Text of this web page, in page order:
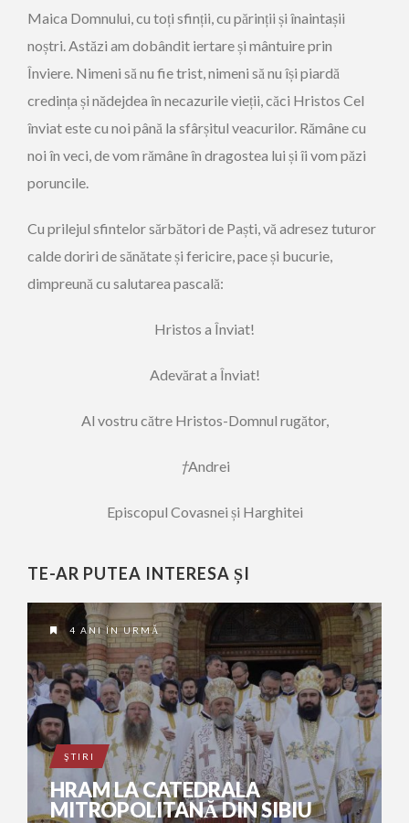
Maica Domnului, cu toți sfinții, cu părinții și înaintașii
noștri. Astăzi am dobândit iertare și mântuire prin
Înviere. Nimeni să nu fie trist, nimeni să nu își piardă
credința și nădejdea în necazurile vieții, căci Hristos Cel
înviat este cu noi până la sfârșitul veacurilor. Rămâne cu
noi în veci, de vom rămâne în dragostea lui și îi vom păzi
poruncile.
Cu prilejul sfintelor sărbători de Paști, vă adresez tuturor
calde doriri de sănătate și fericire, pace și bucurie,
dimpreună cu salutarea pascală:
Hristos a Înviat!
Adevărat a Înviat!
Al vostru către Hristos-Domnul rugător,
†Andrei
Episcopul Covasnei și Harghitei
TE-AR PUTEA INTERESA ȘI
4 ANI ÎN URMĂ
ŞTIRI
HRAM LA CATEDRALA
MITROPOLITANĂ DIN SIBIU